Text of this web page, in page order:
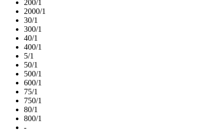
200/1
2000/1
30/1
300/1
40/1
400/1
5/1
50/1
500/1
600/1
75/1
750/1
80/1
800/1
-